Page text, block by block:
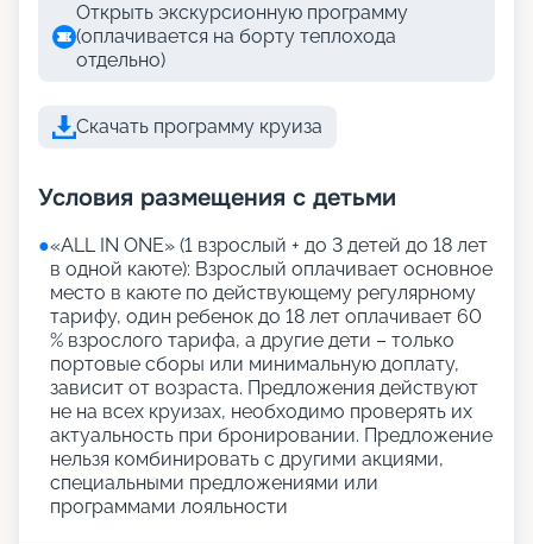
Открыть экскурсионную программу
(оплачивается на борту теплохода
отдельно)
Скачать программу круиза
Условия размещения с детьми
●«АLL IN ONE» (1 взрослый + до 3 детей до 18 лет
в одной каюте): Взрослый оплачивает основное
место в каюте по действующему регулярному
тарифу, один ребенок до 18 лет оплачивает 60
% взрослого тарифа, а другие дети – только
портовые сборы или минимальную доплату,
зависит от возраста. Предложения действуют
не на всех круизах, необходимо проверять их
актуальность при бронировании. Предложение
нельзя комбинировать с другими акциями,
специальными предложениями или
программами лояльности